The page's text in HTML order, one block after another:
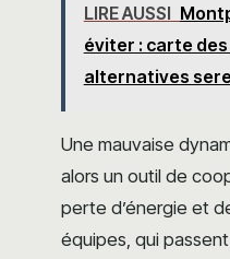
LIRE AUSSI
éviter : carte
alternatives
Une mauvaise
alors un outil de
perte d’énergie et
équipes, qui